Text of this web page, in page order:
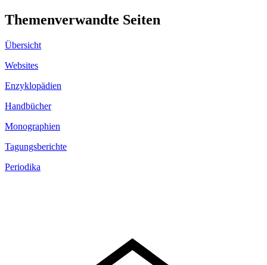
Themen­ver­wandte Seiten
Übersicht
Websites
Enzyklopädien
Handbücher
Monographien
Tagungsberichte
Periodika